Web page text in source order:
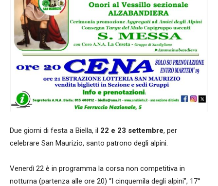
Due giorni di festa a Biella, il 22 e 23 settembre, per
celebrare San Maurizio, santo patrono degli alpini.
Venerdì 22 è in programma la corsa non competitiva in
notturna (partenza alle ore 20) “I cinquemila degli alpini”, 17°